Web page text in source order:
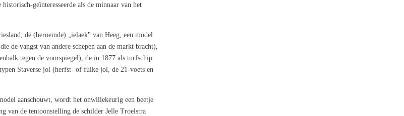
geïnteresseerde als de minnaar van het
de (beroemde) „ielaek" van Heeg, een model
de vangst van andere schepen aan de markt bracht),
tegen de voorspiegel), de in 1877 als turfschip
Staverse jol (herfst- of fuike jol, de 21-voets en
aanschouwt, wordt het onwillekeurig een beetje
van de tentoonstelling de schilder Jelle Troelstra